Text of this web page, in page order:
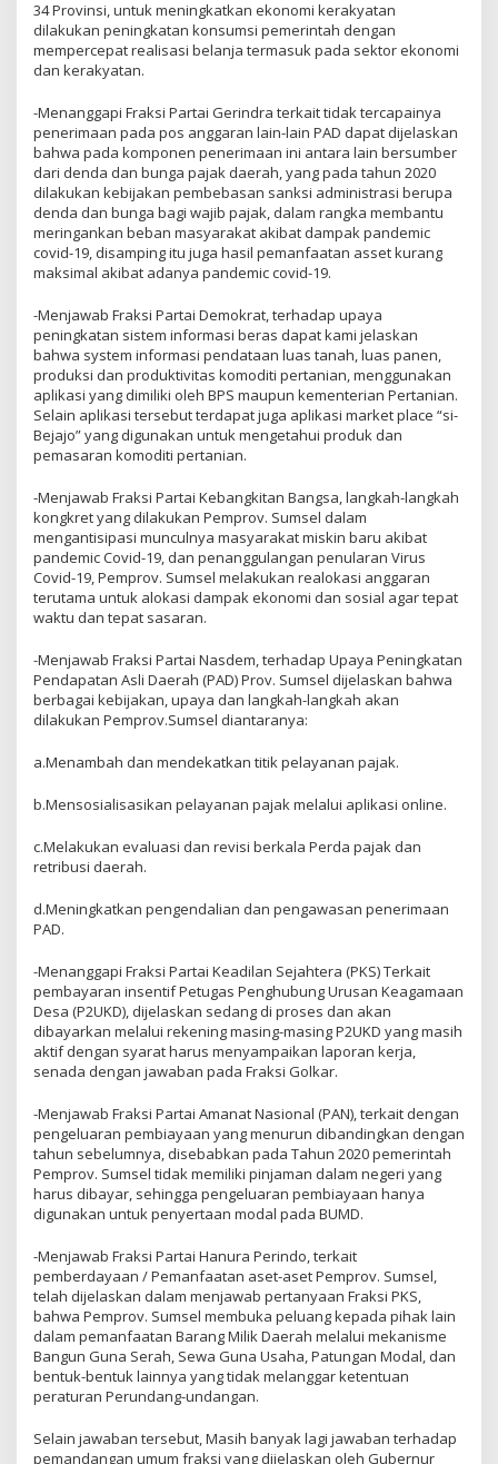
34 Provinsi, untuk meningkatkan ekonomi kerakyatan
dilakukan peningkatan konsumsi pemerintah dengan
mempercepat realisasi belanja termasuk pada sektor ekonomi
dan kerakyatan.
-Menanggapi Fraksi Partai Gerindra terkait tidak tercapainya
penerimaan pada pos anggaran lain-lain PAD dapat dijelaskan
bahwa pada komponen penerimaan ini antara lain bersumber
dari denda dan bunga pajak daerah, yang pada tahun 2020
dilakukan kebijakan pembebasan sanksi administrasi berupa
denda dan bunga bagi wajib pajak, dalam rangka membantu
meringankan beban masyarakat akibat dampak pandemic
covid-19, disamping itu juga hasil pemanfaatan asset kurang
maksimal akibat adanya pandemic covid-19.
-Menjawab Fraksi Partai Demokrat, terhadap upaya
peningkatan sistem informasi beras dapat kami jelaskan
bahwa system informasi pendataan luas tanah, luas panen,
produksi dan produktivitas komoditi pertanian, menggunakan
aplikasi yang dimiliki oleh BPS maupun kementerian Pertanian.
Selain aplikasi tersebut terdapat juga aplikasi market place “si-
Bejajo” yang digunakan untuk mengetahui produk dan
pemasaran komoditi pertanian.
-Menjawab Fraksi Partai Kebangkitan Bangsa, langkah-langkah
kongkret yang dilakukan Pemprov. Sumsel dalam
mengantisipasi munculnya masyarakat miskin baru akibat
pandemic Covid-19, dan penanggulangan penularan Virus
Covid-19, Pemprov. Sumsel melakukan realokasi anggaran
terutama untuk alokasi dampak ekonomi dan sosial agar tepat
waktu dan tepat sasaran.
-Menjawab Fraksi Partai Nasdem, terhadap Upaya Peningkatan
Pendapatan Asli Daerah (PAD) Prov. Sumsel dijelaskan bahwa
berbagai kebijakan, upaya dan langkah-langkah akan
dilakukan Pemprov.Sumsel diantaranya:
a.Menambah dan mendekatkan titik pelayanan pajak.
b.Mensosialisasikan pelayanan pajak melalui aplikasi online.
c.Melakukan evaluasi dan revisi berkala Perda pajak dan
retribusi daerah.
d.Meningkatkan pengendalian dan pengawasan penerimaan
PAD.
-Menanggapi Fraksi Partai Keadilan Sejahtera (PKS) Terkait
pembayaran insentif Petugas Penghubung Urusan Keagamaan
Desa (P2UKD), dijelaskan sedang di proses dan akan
dibayarkan melalui rekening masing-masing P2UKD yang masih
aktif dengan syarat harus menyampaikan laporan kerja,
senada dengan jawaban pada Fraksi Golkar.
-Menjawab Fraksi Partai Amanat Nasional (PAN), terkait dengan
pengeluaran pembiayaan yang menurun dibandingkan dengan
tahun sebelumnya, disebabkan pada Tahun 2020 pemerintah
Pemprov. Sumsel tidak memiliki pinjaman dalam negeri yang
harus dibayar, sehingga pengeluaran pembiayaan hanya
digunakan untuk penyertaan modal pada BUMD.
-Menjawab Fraksi Partai Hanura Perindo, terkait
pemberdayaan / Pemanfaatan aset-aset Pemprov. Sumsel,
telah dijelaskan dalam menjawab pertanyaan Fraksi PKS,
bahwa Pemprov. Sumsel membuka peluang kepada pihak lain
dalam pemanfaatan Barang Milik Daerah melalui mekanisme
Bangun Guna Serah, Sewa Guna Usaha, Patungan Modal, dan
bentuk-bentuk lainnya yang tidak melanggar ketentuan
peraturan Perundang-undangan.
Selain jawaban tersebut, Masih banyak lagi jawaban terhadap
pemandangan umum fraksi yang dijelaskan oleh Gubernur